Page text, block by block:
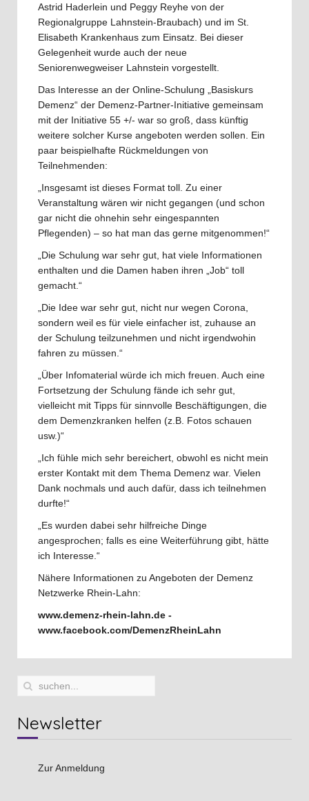
Astrid Haderlein und Peggy Reyhe von der
Regionalgruppe Lahnstein-Braubach) und im St.
Elisabeth Krankenhaus zum Einsatz. Bei dieser
Gelegenheit wurde auch der neue
Seniorenwegweiser Lahnstein vorgestellt.
Das Interesse an der Online-Schulung „Basiskurs
Demenz“ der Demenz-Partner-Initiative gemeinsam
mit der Initiative 55 +/- war so groß, dass künftig
weitere solcher Kurse angeboten werden sollen. Ein
paar beispielhafte Rückmeldungen von
Teilnehmenden:
„Insgesamt ist dieses Format toll. Zu einer
Veranstaltung wären wir nicht gegangen (und schon
gar nicht die ohnehin sehr eingespannten
Pflegenden) – so hat man das gerne mitgenommen!“
„Die Schulung war sehr gut, hat viele Informationen
enthalten und die Damen haben ihren „Job“ toll
gemacht.“
„Die Idee war sehr gut, nicht nur wegen Corona,
sondern weil es für viele einfacher ist, zuhause an
der Schulung teilzunehmen und nicht irgendwohin
fahren zu müssen.“
„Über Infomaterial würde ich mich freuen. Auch eine
Fortsetzung der Schulung fände ich sehr gut,
vielleicht mit Tipps für sinnvolle Beschäftigungen, die
dem Demenzkranken helfen (z.B. Fotos schauen
usw.)“
„Ich fühle mich sehr bereichert, obwohl es nicht mein
erster Kontakt mit dem Thema Demenz war. Vielen
Dank nochmals und auch dafür, dass ich teilnehmen
durfte!“
„Es wurden dabei sehr hilfreiche Dinge
angesprochen; falls es eine Weiterführung gibt, hätte
ich Interesse.“
Nähere Informationen zu Angeboten der Demenz
Netzwerke Rhein-Lahn:
www.demenz-rhein-lahn.de -
www.facebook.com/DemenzRheinLahn
Newsletter
Zur Anmeldung